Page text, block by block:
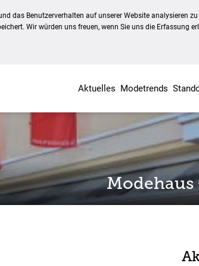
das Benutzerverhalten auf unserer Website analysieren
Wir würden uns freuen, wenn Sie uns die Erfassung
Aktuelles Modetrends
Modehaus